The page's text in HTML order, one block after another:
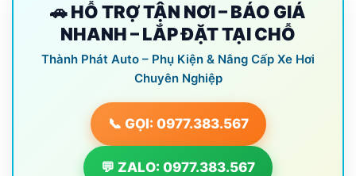
🚗 HỖ TRỢ TẬN NƠI – BÁO GIÁ
NHANH – LẮP ĐẶT TẠI CHỖ
Thành Phát Auto – Phụ Kiện & Nâng Cấp Xe Hơi
Chuyên Nghiệp
📞 GỌI: 0977.383.567
💬 ZALO: 0977.383.567